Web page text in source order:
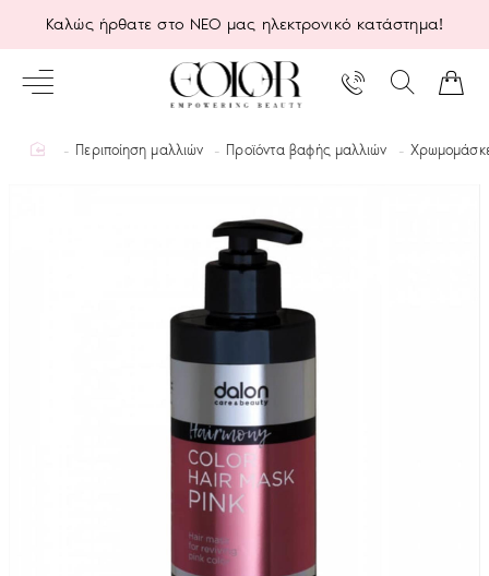
Καλώς ήρθατε στο ΝΕΟ μας ηλεκτρονικό κατάστημα!
homeΠεριποίηση μαλλιών Προϊόντα βαφής μαλλιών